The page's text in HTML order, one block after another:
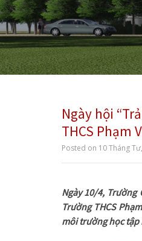
Ngày hội
THCS Phạm
Posted on 10 Tháng
Ngày 10/4, Trường
Trường THCS
môi trường học tập